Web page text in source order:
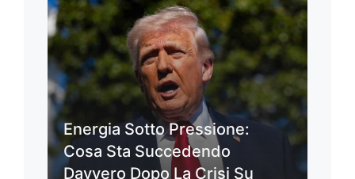
Energia Sotto Pressione:
Cosa Sta Succedendo
Davvero Dopo La Crisi Su